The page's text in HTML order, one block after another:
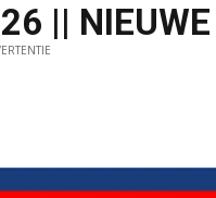
|| NIEUWE